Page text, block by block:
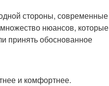
стороны, современные
нюансов, которые
принять обоснованное
и комфортнее.